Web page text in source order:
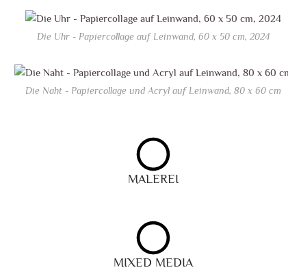
Die Uhr - Papiercollage auf Leinwand, 60 x 50 cm, 2024
Die Naht - Papiercollage und Acryl auf Leinwand, 80 x 60 cm
MALEREI
MIXED MEDIA